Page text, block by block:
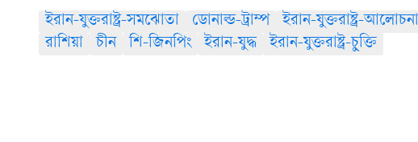
ইরান-যুক্তরাষ্ট্র-সমঝোতা ডোনাল্ড-ট্রাম্প ইরান-যুক্তরাষ্ট্র-আলোচনা
রাশিয়া
চীন শি-জিনপিং ইরান-যুদ্ধ ইরান-যুক্তরাষ্ট্র-চুক্তি